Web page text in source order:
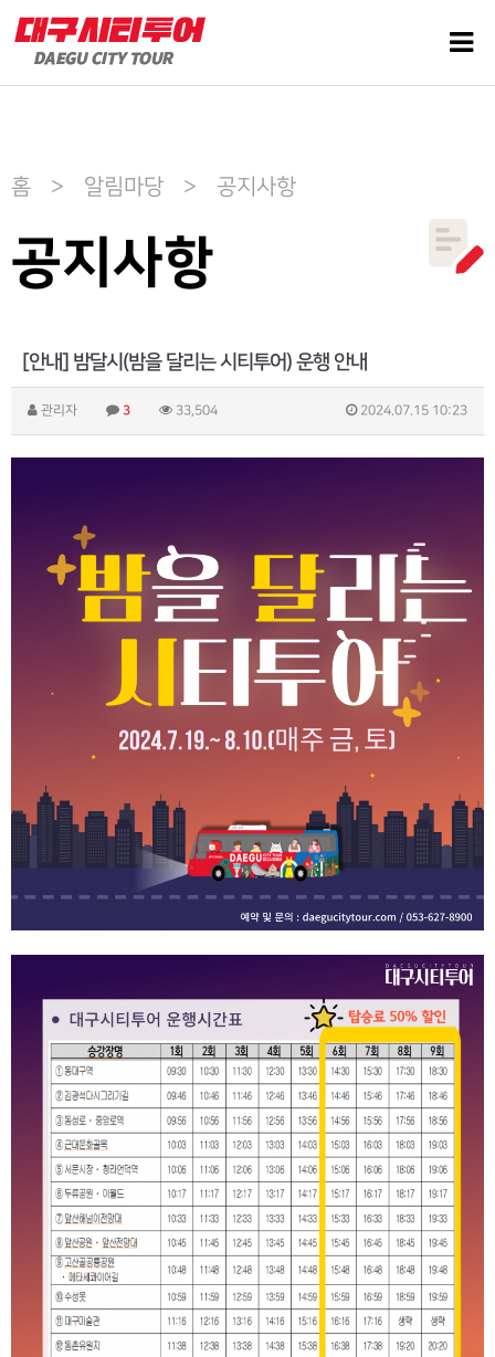
홈 > 알림마당 > 공지사항
공지사항
[안내] 밤달시(밤을 달리는 시티투어) 운행 안내
관리자 3 33,504 2024.07.15 10:23